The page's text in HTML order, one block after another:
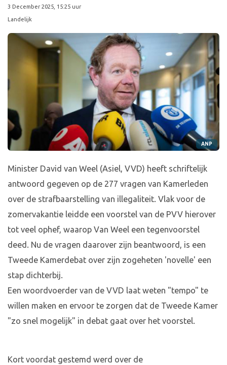
3 December 2025, 15:25 uur
Landelijk
ANP
Minister David van Weel (Asiel, VVD) heeft schriftelijk
antwoord gegeven op de 277 vragen van Kamerleden
over de strafbaarstelling van illegaliteit. Vlak voor de
zomervakantie leidde een voorstel van de PVV hierover
tot veel ophef, waarop Van Weel een tegenvoorstel
deed. Nu de vragen daarover zijn beantwoord, is een
Tweede Kamerdebat over zijn zogeheten 'novelle' een
stap dichterbij.
Een woordvoerder van de VVD laat weten "tempo" te
willen maken en ervoor te zorgen dat de Tweede Kamer
"zo snel mogelijk" in debat gaat over het voorstel.
Kort voordat gestemd werd over de